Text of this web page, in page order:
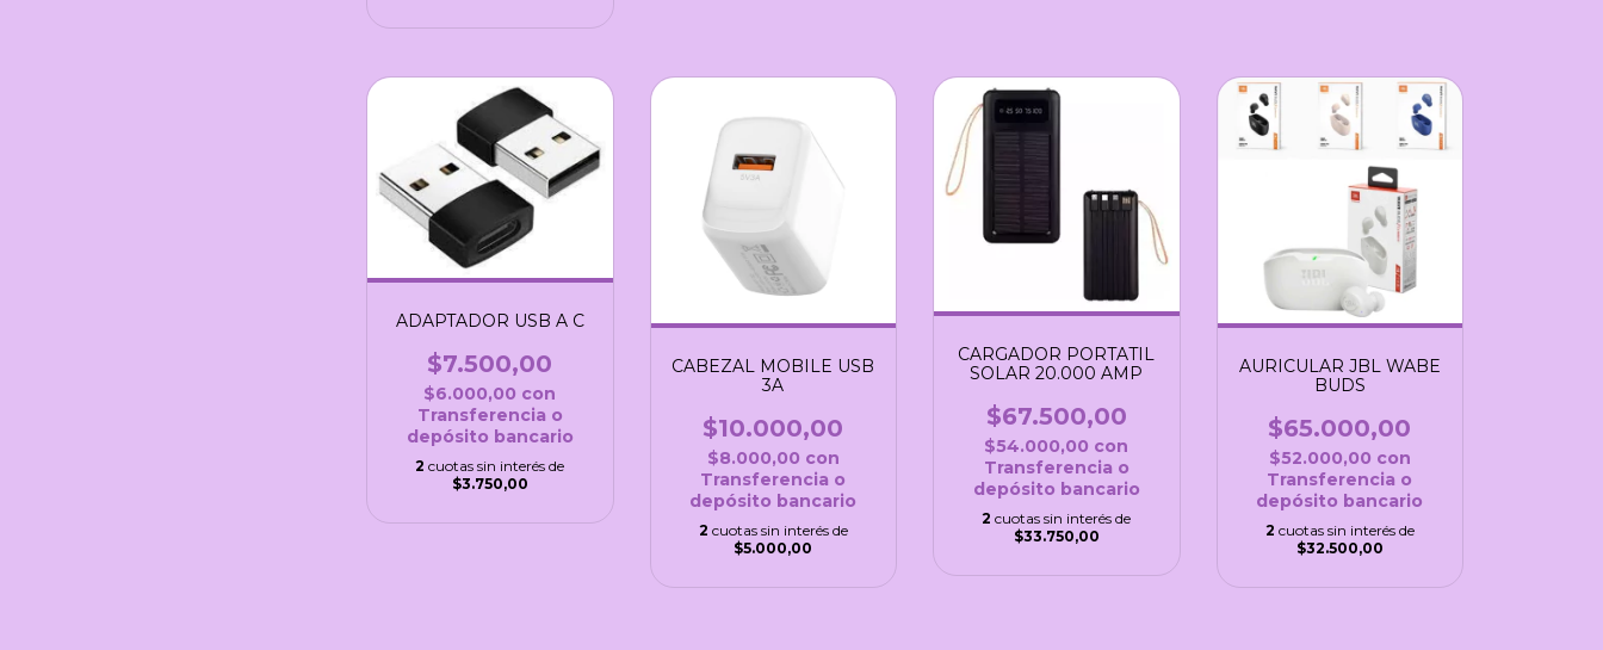
ADAPTADOR USB A C
$7.500,00
$6.000,00 con
Transferencia o
depósito bancario
2 cuotas sin interés de
$3.750,00
CABEZAL MOBILE USB
3A
$10.000,00
$8.000,00 con
Transferencia o
depósito bancario
2 cuotas sin interés de
$5.000,00
CARGADOR PORTATIL
SOLAR 20.000 AMP
$67.500,00
$54.000,00 con
Transferencia o
depósito bancario
2 cuotas sin interés de
$33.750,00
AURICULAR JBL WABE
BUDS
$65.000,00
$52.000,00 con
Transferencia o
depósito bancario
2 cuotas sin interés de
$32.500,00